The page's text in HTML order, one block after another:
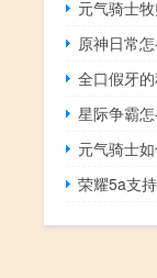
元气骑士
原神日常
全口假牙
星际争霸
元气骑士
荣耀5a支